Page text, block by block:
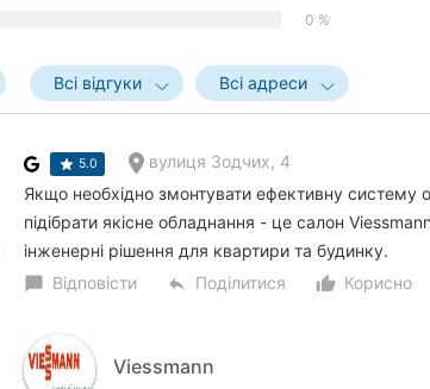
0 %
Всі відгуки Всі адреси
5.0 вулиця Зодчих, 4
Якщо необхідно змонтувати ефективну систему
підібрати якісне обладнання - це салон
інженерні рішення для квартири та будинку.
chat_bubble Відповісти reply Поділитися thumb_up_alt
Корисно
Viessmann